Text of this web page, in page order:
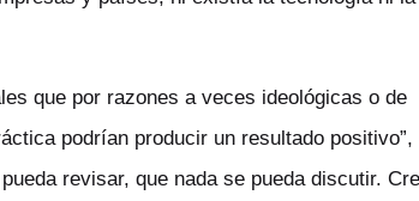
que por razones a veces ideológicas o de
podrían producir un resultado positivo”,
revisar, que nada se pueda discutir.